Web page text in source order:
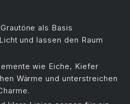
als Basis
und lassen den Raum
wie Eiche, Kiefer
Wärme und unterstreichen